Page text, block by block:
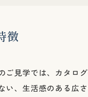
徴
ご見学では、カタロ
い、生活感のある広